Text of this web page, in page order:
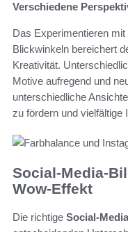
Verschiedene
Das Experimentieren
Blickwinkeln bereichert
Kreativität.
Motive aufregend und
unterschiedliche
zu fördern und vielfältige
Social-Media-
Wow-Effekt
Die richtige Social-